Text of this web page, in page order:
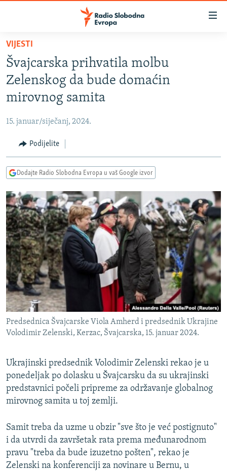
Pređite
na
glavni
sadržaj
Pređite
na
glavnu
navigaciju
Pređite
na
pretragu
VIJESTI
BOSNA I HERCEGOVINA
SRBIJA
CRNA GORA
VIZUELNO
INFOGRAFIKE
RAT U UKRAJINI
KINA NA BALKANU
RSE PRIČE IZ SVIJETA
ISPRIČAJ MI
DNEVNO@RSE
SPECIJALI RSE
VIŠE OD NASLOVA
GENOCID U SREBRENICI
POPLAVE I KLIZIŠTA U BIH 2024.
POST SCRIPTUM
MOJA EVROPA
TRI DECENIJE OD RATA U BIH
NASTANAK I RASPAD JUGOSLAVIJE
PRATITE NAS
VIJESTI
Švajcarska prihvatila molbu
Zelenskog da bude domaćin
mirovnog samita
15. januar/siječanj, 2024.
Podijelite
Dodajte Radio Slobodna Evropa u vaš Google izvor
Predsednica Švajcarske Viola Amherd i predsednik Ukrajine
Volodimir Zelenski, Kerzac, Švajcarska, 15. januar 2024.
Ukrajinski predsednik Volodimir Zelenski rekao je u
ponedeljak po dolasku u Švajcarsku da su ukrajinski
predstavnici počeli pripreme za održavanje globalnog
mirovnog samita u toj zemlji.
Samit treba da uzme u obzir "sve što je već postignuto"
i da utvrdi da završetak rata prema međunarodnom
pravu "treba da bude izuzetno pošten", rekao je
Zelenski na konferenciji za novinare u Bernu, u